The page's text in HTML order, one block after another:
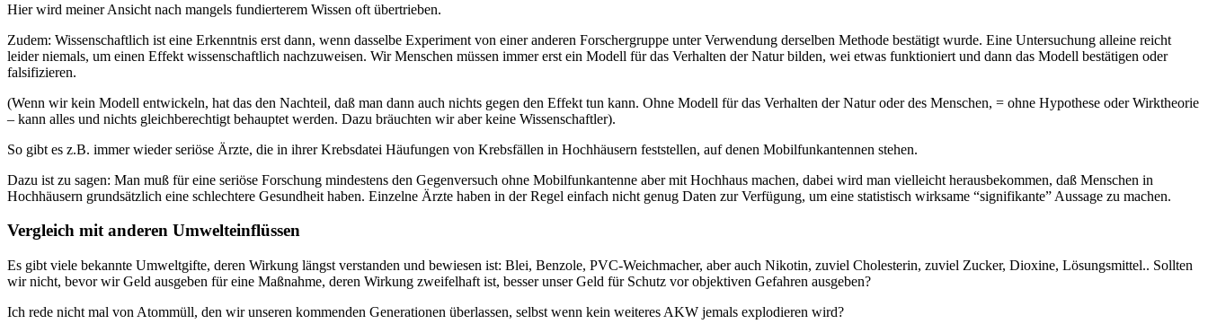
Hier wird meiner Ansicht nach mangels fundierterem Wissen oft übertrieben.
Zudem: Wissenschaftlich ist eine Erkenntnis erst dann, wenn dasselbe Experiment von einer anderen Forschergruppe unter Verwendung derselben Methode bestätigt wurde. Eine Untersuchung alleine reicht
leider niemals, um einen Effekt wissenschaftlich nachzuweisen. Wir Menschen müssen immer erst ein Modell für das Verhalten der Natur bilden, wei etwas funktioniert und dann das Modell bestätigen oder
falsifizieren.
(Wenn wir kein Modell entwickeln, hat das den Nachteil, daß man dann auch nichts gegen den Effekt tun kann. Ohne Modell für das Verhalten der Natur oder des Menschen, = ohne Hypothese oder Wirktheorie
– kann alles und nichts gleichberechtigt behauptet werden. Dazu bräuchten wir aber keine Wissenschaftler).
So gibt es z.B. immer wieder seriöse Ärzte, die in ihrer Krebsdatei Häufungen von Krebsfällen in Hochhäusern feststellen, auf denen Mobilfunkantennen stehen.
Dazu ist zu sagen: Man muß für eine seriöse Forschung mindestens den Gegenversuch ohne Mobilfunkantenne aber mit Hochhaus machen, dabei wird man vielleicht herausbekommen, daß Menschen in
Hochhäusern grundsätzlich eine schlechtere Gesundheit haben. Einzelne Ärzte haben in der Regel einfach nicht genug Daten zur Verfügung, um eine statistisch wirksame “signifikante” Aussage zu machen.
Vergleich mit anderen Umwelteinflüssen
Es gibt viele bekannte Umweltgifte, deren Wirkung längst verstanden und bewiesen ist: Blei, Benzole, PVC-Weichmacher, aber auch Nikotin, zuviel Cholesterin, zuviel Zucker, Dioxine, Lösungsmittel.. Sollten
wir nicht, bevor wir Geld ausgeben für eine Maßnahme, deren Wirkung zweifelhaft ist, besser unser Geld für Schutz vor objektiven Gefahren ausgeben?
Ich rede nicht mal von Atommüll, den wir unseren kommenden Generationen überlassen, selbst wenn kein weiteres AKW jemals explodieren wird?